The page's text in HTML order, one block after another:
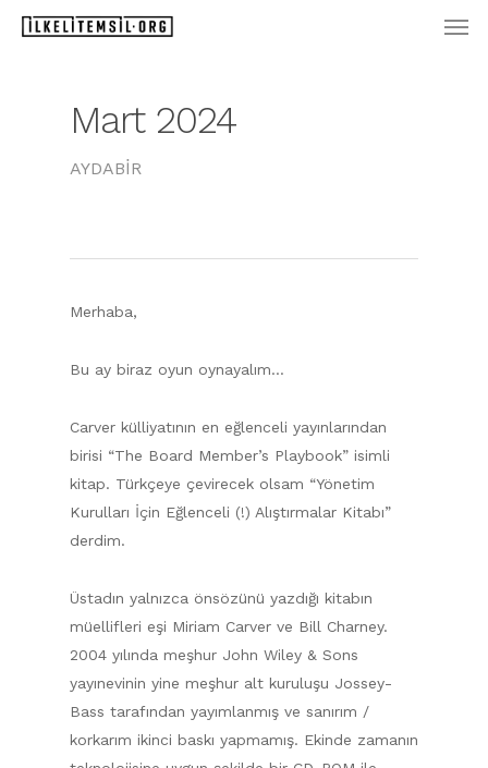
Skip
Mart 2024
AYDABİR
Merhaba,
Bu ay biraz oyun oynayalım…
Carver külliyatının en eğlenceli yayınlarından
birisi “The Board Member’s Playbook” isimli
kitap. Türkçeye çevirecek olsam “Yönetim
Kurulları İçin Eğlenceli (!) Alıştırmalar Kitabı”
derdim.
Üstadın yalnızca önsözünü yazdığı kitabın
müellifleri eşi Miriam Carver ve Bill Charney.
2004 yılında meşhur John Wiley & Sons
yayınevinin yine meşhur alt kuruluşu Jossey-
Bass tarafından yayımlanmış ve sanırım /
korkarım ikinci baskı yapmamış. Ekinde zamanın